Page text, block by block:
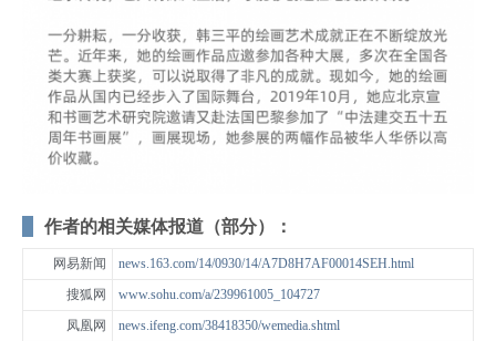
作者的相关媒体报道（部分）：
网易新闻
news.163.com/14/0930/14/A7D8H7AF00014SEH.html
搜狐网
www.sohu.com/a/239961005_104727
凤凰网
news.ifeng.com/38418350/wemedia.shtml